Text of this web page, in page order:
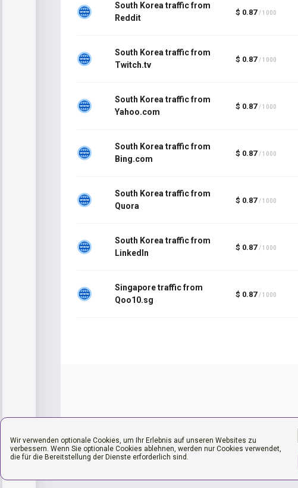
Wir verwenden optionale Cookies, um Ihr Erlebnis auf unseren Websites zu
verbessern. Wenn Sie optionale Cookies ablehnen, werden nur Cookies verwendet,
die für die Bereitstellung der Dienste erforderlich sind.
South Korea traffic from
Reddit
$ 0.87 / 1000
South Korea traffic from
Twitch.tv
$ 0.87 / 1000
South Korea traffic from
Yahoo.com
$ 0.87 / 1000
South Korea traffic from
Bing.com
$ 0.87 / 1000
South Korea traffic from
Quora
$ 0.87 / 1000
South Korea traffic from
LinkedIn
$ 0.87 / 1000
Singapore traffic from
Qoo10.sg
$ 0.87 / 1000